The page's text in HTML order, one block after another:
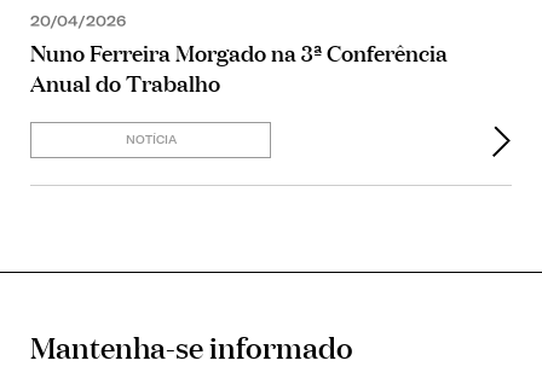
20/04/2026
Nuno Ferreira Morgado na 3ª Conferência
Anual do Trabalho
NOTÍCIA
Mantenha-se informado